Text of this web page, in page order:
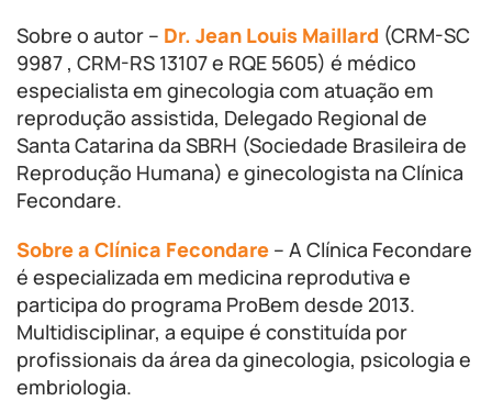
Sobre o autor – Dr. Jean Louis Maillard (CRM-SC
9987 , CRM-RS 13107 e RQE 5605) é médico
especialista em ginecologia com atuação em
reprodução assistida, Delegado Regional de
Santa Catarina da SBRH (Sociedade Brasileira de
Reprodução Humana) e ginecologista na Clínica
Fecondare.
Sobre a Clínica Fecondare – A Clínica Fecondare
é especializada em medicina reprodutiva e
participa do programa ProBem desde 2013.
Multidisciplinar, a equipe é constituída por
profissionais da área da ginecologia, psicologia e
embriologia.